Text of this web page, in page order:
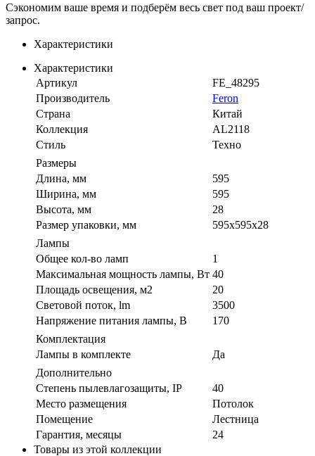
Сэкономим ваше время и подберём весь свет под ваш проект/
запрос.
Характеристики
Характеристики
Артикул
FE_48295
Производитель
Feron
Страна
Китай
Коллекция
AL2118
Стиль
Техно
Размеры
Длина, мм
595
Ширина, мм
595
Высота, мм
28
Размер упаковки, мм
595x595x28
Лампы
Общее кол-во ламп
1
Максимальная мощность лампы, Вт 40
Площадь освещения, м2
20
Световой поток, lm
3500
Напряжение питания лампы, В
170
Комплектация
Лампы в комплекте
Да
Дополнительно
Степень пылевлагозащиты, IP
40
Место размещения
Потолок
Помещение
Лестница
Гарантия, месяцы
24
Товары из этой коллекции